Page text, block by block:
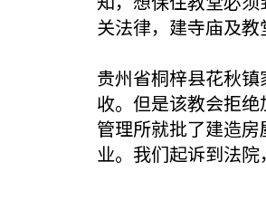
关法律，建寺庙及教
贵州省桐梓县花秋
收。但是该教会拒
管理所就批了建造
业。我们起诉到法